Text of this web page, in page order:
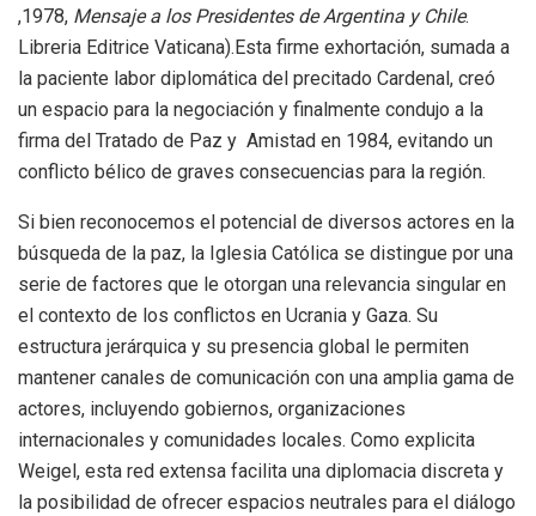
,1978, Mensaje a los Presidentes de Argentina y Chile.
Libreria Editrice Vaticana).Esta firme exhortación, sumada a
la paciente labor diplomática del precitado Cardenal, creó
un espacio para la negociación y finalmente condujo a la
firma del Tratado de Paz y Amistad en 1984, evitando un
conflicto bélico de graves consecuencias para la región.
Si bien reconocemos el potencial de diversos actores en la
búsqueda de la paz, la Iglesia Católica se distingue por una
serie de factores que le otorgan una relevancia singular en
el contexto de los conflictos en Ucrania y Gaza. Su
estructura jerárquica y su presencia global le permiten
mantener canales de comunicación con una amplia gama de
actores, incluyendo gobiernos, organizaciones
internacionales y comunidades locales. Como explicita
Weigel, esta red extensa facilita una diplomacia discreta y
la posibilidad de ofrecer espacios neutrales para el diálogo